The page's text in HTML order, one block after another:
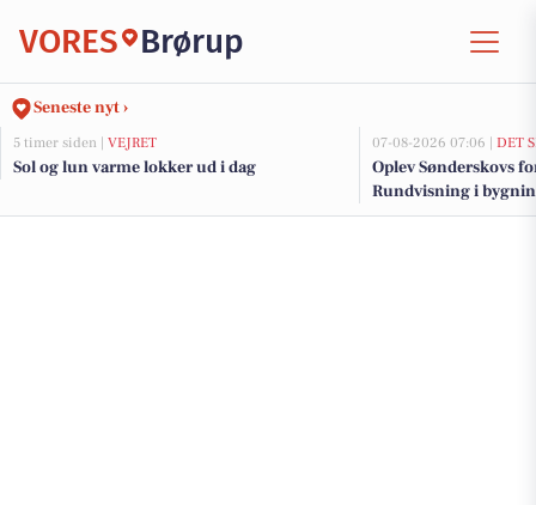
VORES Brørup
Seneste nyt ›
5 timer siden | VEJRET
Sol og lun varme lokker ud i dag
07-08-2026 07:06 | DET
Oplev Sønderskovs
Rundvisning i